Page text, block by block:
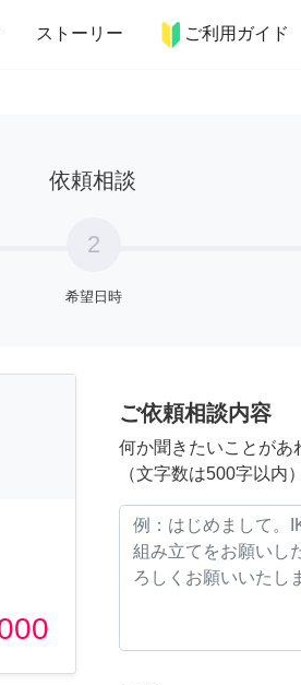
ストーリー ご利用ガイド
味・習い事 ペット 料理
依頼相談
2
希望日時
ご依頼相談内容
何か聞きたいことがあ
（文字数は500字以内）